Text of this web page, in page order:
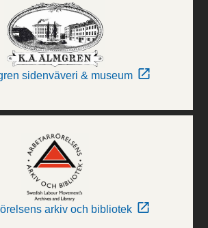
sidenväveri & museum
arkiv och bibliotek